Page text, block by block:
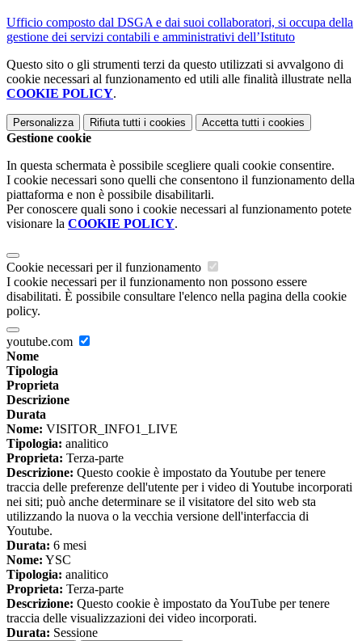
Ufficio composto dal DSGA e dai suoi collaboratori, si occupa della
gestione dei servizi contabili e amministrativi dell’Istituto
Questo sito o gli strumenti terzi da questo utilizzati si avvalgono di
cookie necessari al funzionamento ed utili alle finalità illustrate nella
COOKIE POLICY.
Personalizza Rifiuta tutti i cookies Accetta tutti i cookies
Gestione cookie
In questa schermata è possibile scegliere quali cookie consentire.
I cookie necessari sono quelli che consentono il funzionamento della
piattaforma e non è possibile disabilitarli.
Per conoscere quali sono i cookie necessari al funzionamento potete
visionare la COOKIE POLICY.
Cookie necessari per il funzionamento
I cookie necessari per il funzionamento non possono essere
disabilitati. È possibile consultare l'elenco nella pagina della cookie
policy.
youtube.com
Nome
Tipologia
Proprieta
Descrizione
Durata
Nome: VISITOR_INFO1_LIVE
Tipologia: analitico
Proprieta: Terza-parte
Descrizione: Questo cookie è impostato da Youtube per tenere
traccia delle preferenze dell'utente per i video di Youtube incorporati
nei siti; può anche determinare se il visitatore del sito web sta
utilizzando la nuova o la vecchia versione dell'interfaccia di
Youtube.
Durata: 6 mesi
Nome: YSC
Tipologia: analitico
Proprieta: Terza-parte
Descrizione: Questo cookie è impostato da YouTube per tenere
traccia delle visualizzazioni dei video incorporati.
Durata: Sessione